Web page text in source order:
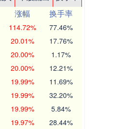
涨幅
换手率
114.72% 77.46%
20.01% 17.76%
20.00% 1.17%
20.00% 12.21%
19.99% 11.69%
19.99% 32.20%
19.99% 5.84%
19.97% 28.44%